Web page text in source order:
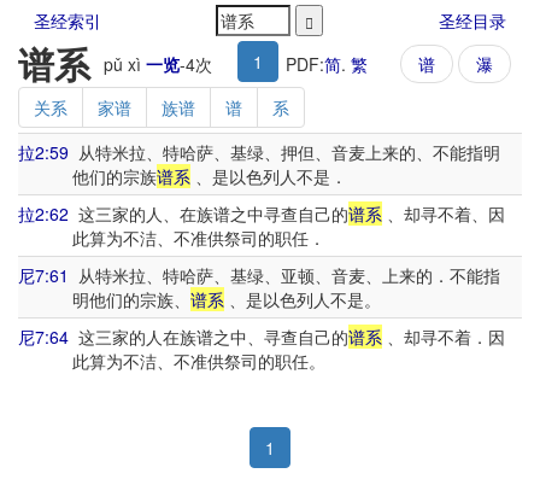
圣经索引 圣经目录
谱系 pǔ xì 一览-4次 1 PDF:简. 繁 谱
瀑
关系
家谱 族谱 谱
系
拉2:59 从特米拉、特哈萨、基绿、押但、音麦上来的、不能指明
他们的宗族谱系、是以色列人不是．
拉2:62 这三家的人、在族谱之中寻查自己的谱系 、却寻不着、因
此算为不洁、不准供祭司的职任．
尼7:61 从特米拉、特哈萨、基绿、亚顿、音麦、上来的．不能指
明他们的宗族、 谱系、是以色列人不是。
尼7:64 这三家的人在族谱之中、寻查自己的谱系 、却寻不着．因
此算为不洁、不准供祭司的职任。
1